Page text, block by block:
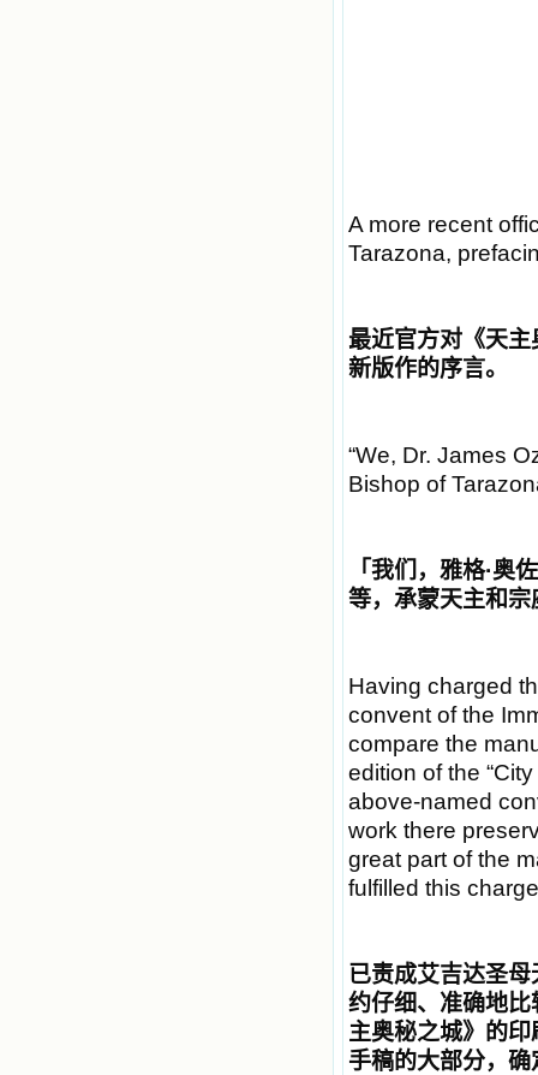
A more recent
Tarazona,
最近官方对《天
新版作的序言。
“We, Dr. James
Bishop of
「我们，雅格·奥
等，承蒙天主和宗
Having charged
convent of the
compare the
edition of the
above-named
work there
great part of the
fulfilled this
已责成艾吉达圣
约仔细、准确地
主奥秘之城》的
手稿的大部分，